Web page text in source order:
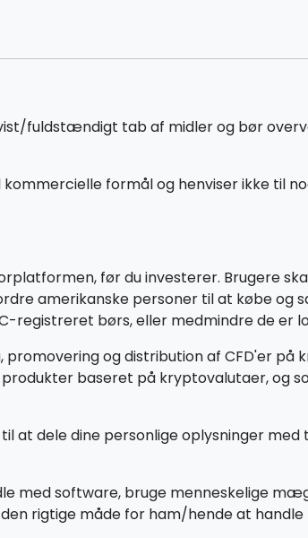
fuldstændigt tab af midler og bør
formål og henviser ikke til
før du investerer. Brugere
amerikanske personer til at købe og
registreret børs, eller medmindre de er
og distribution af CFD'er
baseret på kryptovalutaer, og
at dele dine personlige oplysninger
med software, bruge menneskelige
rigtige måde for ham/hende at handle